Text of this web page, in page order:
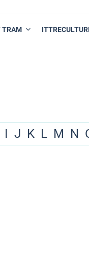
TRAM
I J K L M N